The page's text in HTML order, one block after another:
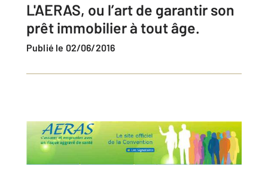
L'AERAS, ou l’art de garantir son
prêt immobilier à tout âge.
Publié le 02/06/2016